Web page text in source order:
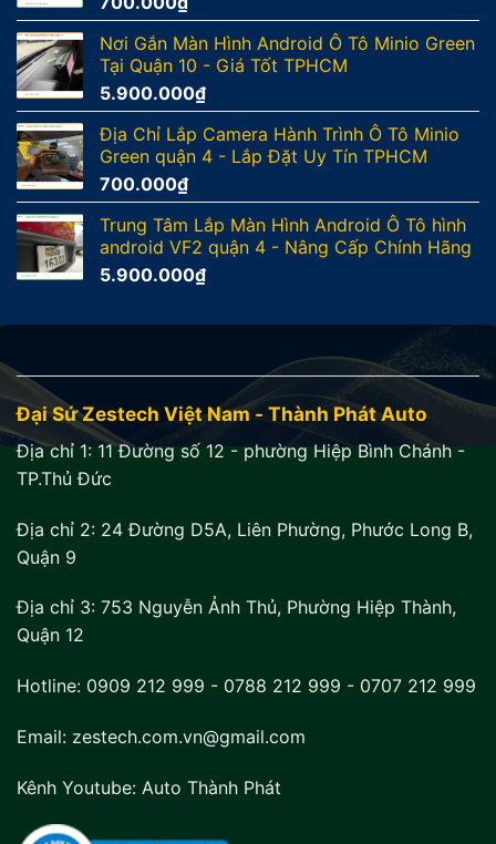
Nơi Gắn Màn Hình Android Ô Tô Minio Green
Tại Quận 10 - Giá Tốt TPHCM
5.900.000₫
Địa Chỉ Lắp Camera Hành Trình Ô Tô Minio
Green quận 4 - Lắp Đặt Uy Tín TPHCM
700.000₫
Trung Tâm Lắp Màn Hình Android Ô Tô hình
android VF2 quận 4 - Nâng Cấp Chính Hãng
5.900.000₫
Đại Sứ Zestech Việt Nam - Thành Phát Auto
Địa chỉ 1: 11 Đường số 12 - phường Hiệp Bình Chánh -
TP.Thủ Đức
Địa chỉ 2: 24 Đường D5A, Liên Phường, Phước Long B,
Quận 9
Địa chỉ 3: 753 Nguyễn Ảnh Thủ, Phường Hiệp Thành,
Quận 12
Hotline: 0909 212 999 - 0788 212 999 - 0707 212 999
Email: zestech.com.vn@gmail.com
Kênh Youtube: Auto Thành Phát